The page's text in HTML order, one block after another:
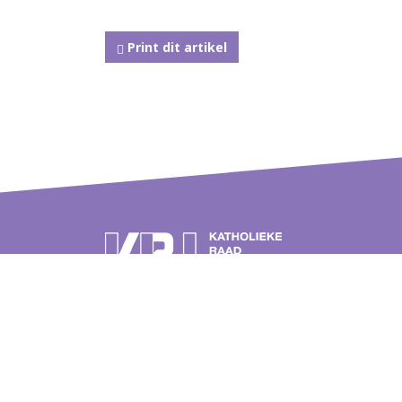
Print dit artikel